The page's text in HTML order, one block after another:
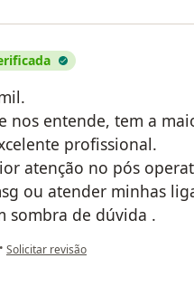
nos entende, tem a
profissional.
atenção no pós
ou atender minhas
sombra de dúvida .
• na opinião do utilizador Roberta
Solicitar revisão